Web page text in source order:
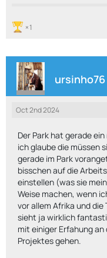
1
ursinho76
Oct 2nd 2024
Der Park hat gerade
ich glaube die müssen
gerade im Park
bisschen auf die
einstellen (was sie
Weise machen, wenn
vor allem Afrika und die
sieht ja wirklich
mit einiger Erfahung
Projektes gehen.